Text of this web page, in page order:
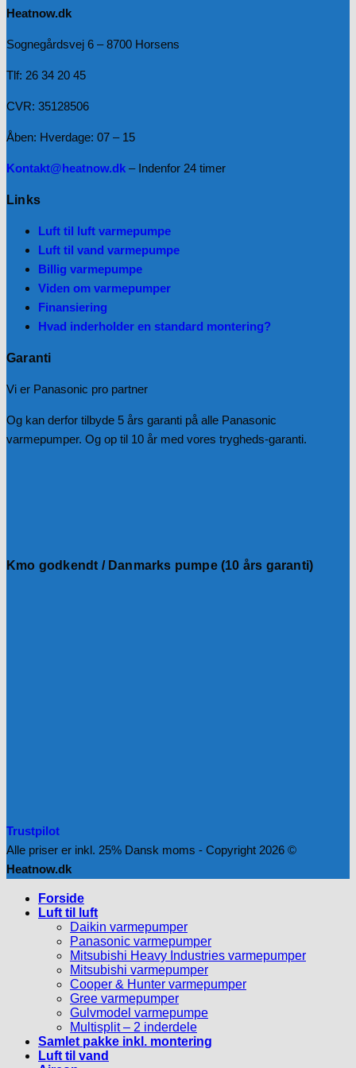
Heatnow.dk
Sognegårdsvej 6 – 8700 Horsens
Tlf: 26 34 20 45
CVR: 35128506
Åben: Hverdage: 07 – 15
Kontakt@heatnow.dk – Indenfor 24 timer
Links
Luft til luft varmepumpe
Luft til vand varmepumpe
Billig varmepumpe
Viden om varmepumper
Finansiering
Hvad inderholder en standard montering?
Garanti
Vi er Panasonic pro partner
Og kan derfor tilbyde 5 års garanti på alle Panasonic
varmepumper. Og op til 10 år med vores trygheds-garanti.
Kmo godkendt / Danmarks pumpe (10 års garanti)
Trustpilot
Alle priser er inkl. 25% Dansk moms - Copyright 2026 ©
Heatnow.dk
Forside
Luft til luft
Daikin varmepumper
Panasonic varmepumper
Mitsubishi Heavy Industries varmepumper
Mitsubishi varmepumper
Cooper & Hunter varmepumper
Gree varmepumper
Gulvmodel varmepumpe
Multisplit – 2 inderdele
Samlet pakke inkl. montering
Luft til vand